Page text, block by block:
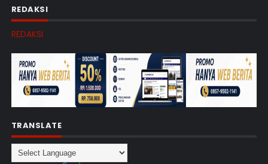
REDAKSI
REDAKSI
TRANSLATE